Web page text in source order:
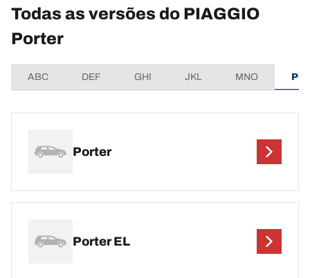
Todas as versões do PIAGGIO
Porter
ABC DEF GHI JKL MNO
Porter
Porter EL